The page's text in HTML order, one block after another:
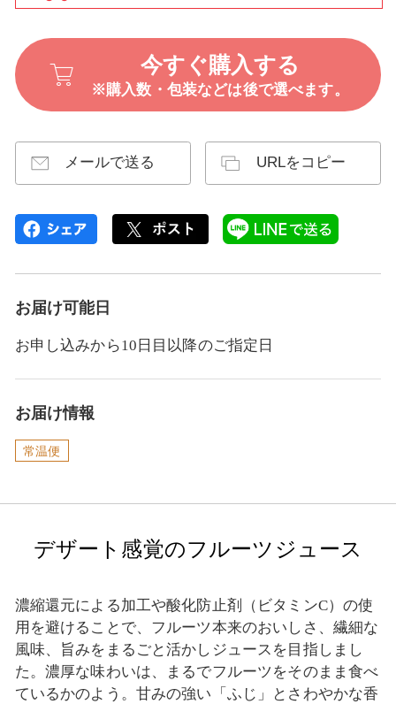
今すぐ購入する
※購入数・包装などは後で選べます。
メールで送る URLをコピー
お届け可能日
お申し込みから10日目以降のご指定日
お届け情報
常温便
デザート感覚のフルーツジュース
濃縮還元による加工や酸化防止剤（ビタミンC）の使
用を避けることで、フルーツ本来のおいしさ、繊細な
風味、旨みをまるごと活かしジュースを目指しまし
た。濃厚な味わいは、まるでフルーツをそのまま食べ
ているかのよう。甘みの強い「ふじ」とさわやかな香